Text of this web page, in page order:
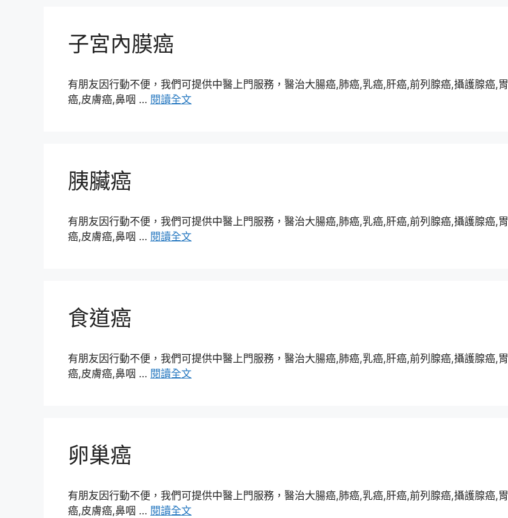
子宮內膜癌
有朋友因行動不便，我們可提供中醫上門服務，醫治大腸癌,肺癌,乳癌,肝癌,前列腺癌,攝護腺癌,胃
癌,皮膚癌,鼻咽 … 閱讀全文
胰臟癌
有朋友因行動不便，我們可提供中醫上門服務，醫治大腸癌,肺癌,乳癌,肝癌,前列腺癌,攝護腺癌,胃
癌,皮膚癌,鼻咽 … 閱讀全文
食道癌
有朋友因行動不便，我們可提供中醫上門服務，醫治大腸癌,肺癌,乳癌,肝癌,前列腺癌,攝護腺癌,胃
癌,皮膚癌,鼻咽 … 閱讀全文
卵巢癌
有朋友因行動不便，我們可提供中醫上門服務，醫治大腸癌,肺癌,乳癌,肝癌,前列腺癌,攝護腺癌,胃
癌,皮膚癌,鼻咽 … 閱讀全文